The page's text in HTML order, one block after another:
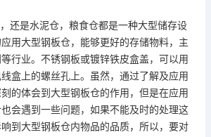
，还是水泥仓，粮食仓都是一种大型储存设
用大型钢板仓，能够更好的存储物料，主
行业。不锈钢板或镀锌铁皮盒盖，可以用
盒上的螺丝孔上。虽然，通过了解及应用
的体会到大型钢板仓的作用，但是在应用
会遇到一些问题，如果不能及时的处理这
到大型钢板仓内物品的品质，所以，要对